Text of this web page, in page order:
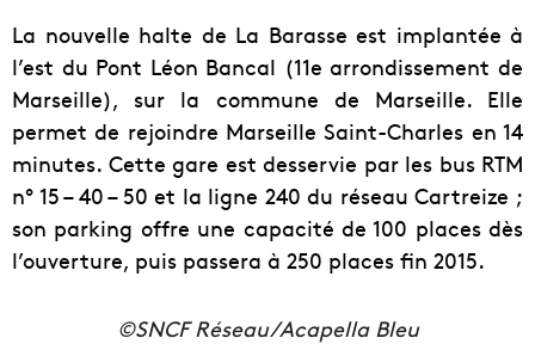
La nouvelle halte de La Barasse est implantée à
l’est du Pont Léon Bancal (11e arrondissement de
Marseille), sur la commune de Marseille. Elle
permet de rejoindre Marseille Saint-Charles en 14
minutes. Cette gare est desservie par les bus RTM
n° 15 – 40 – 50 et la ligne 240 du réseau Cartreize ;
son parking offre une capacité de 100 places dès
l’ouverture, puis passera à 250 places fin 2015.
©SNCF Réseau/Acapella Bleu